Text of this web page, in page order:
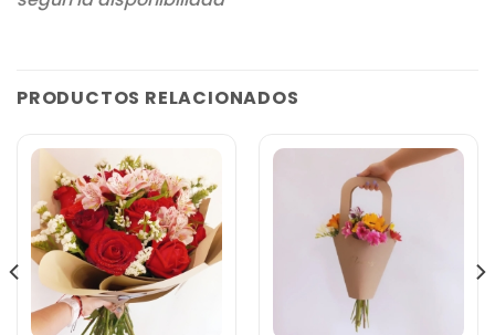
PRODUCTOS RELACIONADOS